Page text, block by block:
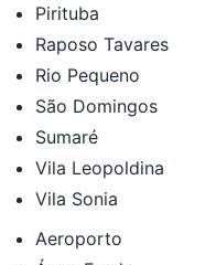
Pirituba
Raposo Tavares
Rio Pequeno
São Domingos
Sumaré
Vila Leopoldina
Vila Sonia
Aeroporto